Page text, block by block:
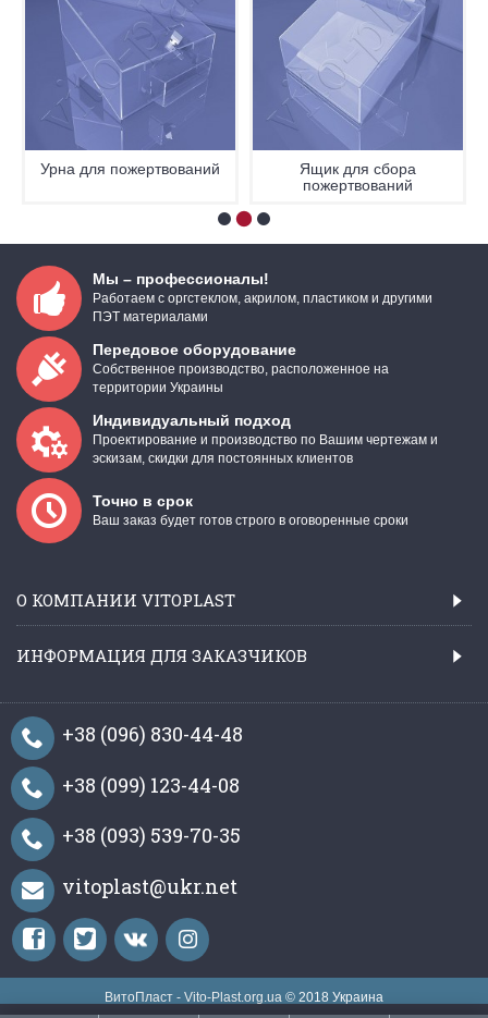
Урна для пожертвований
Ящик для сбора
пожертвований
Мы – профессионалы!
Работаем с оргстеклом, акрилом, пластиком и другими
ПЭТ материалами
Передовое оборудование
Собственное производство, расположенное на
территории Украины
Индивидуальный подход
Проектирование и производство по Вашим чертежам и
эскизам, скидки для постоянных клиентов
Точно в срок
Ваш заказ будет готов строго в оговоренные сроки
О КОМПАНИИ VITOPLAST
ИНФОРМАЦИЯ ДЛЯ ЗАКАЗЧИКОВ
+38 (096) 830-44-48
+38 (099) 123-44-08
+38 (093) 539-70-35
vitoplast@ukr.net
ВитоПласт - Vito-Plast.org.ua © 2018 Украина